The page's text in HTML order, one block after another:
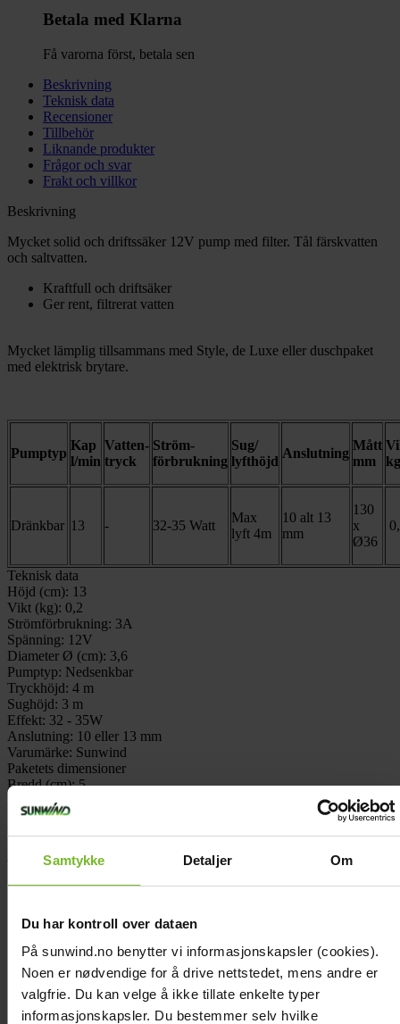
Samtykke Detaljer Om
Du har kontroll over dataen
På sunwind.no benytter vi informasjonskapsler (cookies).
Noen er nødvendige for å drive nettstedet, mens andre er
valgfrie. Du kan velge å ikke tillate enkelte typer
informasjonskapsler. Du bestemmer selv hvilke
Betala med Klarna
Få varorna först, betala sen
Beskrivning
Teknisk data
Recensioner
Tillbehör
Liknande produkter
Frågor och svar
Frakt och villkor
Beskrivning
Mycket solid och driftssäker 12V pump med filter. Tål färskvatten
och saltvatten.
Kraftfull och driftsäker
Ger rent, filtrerat vatten
Mycket lämplig tillsammans med Style, de Luxe eller duschpaket
med elektrisk brytare.
Pumptyp
Kap
l/min
Vatten-
tryck
Ström-
förbrukning
Sug/
lyfthöjd
Anslutning
Mått
mm
kg
Dränkbar 13 - 32-35 Watt
Max
lyft 4m
10 alt 13
mm
130
x
Ø36
Teknisk data
Höjd (cm): 13
Vikt (kg): 0,2
Strömförbrukning: 3A
Spänning: 12V
Diameter Ø (cm): 3,6
Pumptyp: Nedsenkbar
Tryckhöjd: 4 m
Sughöjd: 3 m
Effekt: 32 - 35W
Anslutning: 10 eller 13 mm
Varumärke: Sunwind
Paketets dimensioner
Bredd (cm):5
Höjd (cm):
Längd (cm):
Vikt (kg):0,2
Tillbehör